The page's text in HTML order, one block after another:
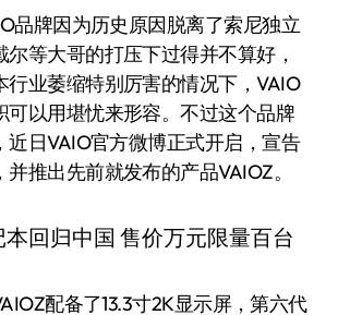
品牌因为历史原因脱离了索尼独立
等大哥的打压下过得并不算好，
行业萎缩特别厉害的情况下，VAIO
可以用堪忧来形容。不过这个品牌
近日VAIO官方微博正式开启，宣告
推出先前就发布的产品VAIOZ。
配备了13.3寸2K显示屏，第六代